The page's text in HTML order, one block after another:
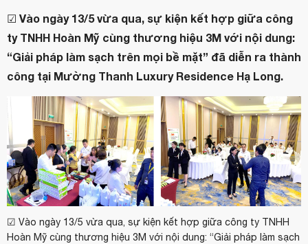
☑️ Vào ngày 13/5 vừa qua, sự kiện kết hợp giữa công
ty TNHH Hoàn Mỹ cùng thương hiệu 3M với nội dung:
“Giải pháp làm sạch trên mọi bề mặt” đã diễn ra thành
công tại Mường Thanh Luxury Residence Hạ Long.
☑️ Vào ngày 13/5 vừa qua, sự kiện kết hợp giữa công ty TNHH
Hoàn Mỹ cùng thương hiệu 3M với nội dung: “Giải pháp làm sạch